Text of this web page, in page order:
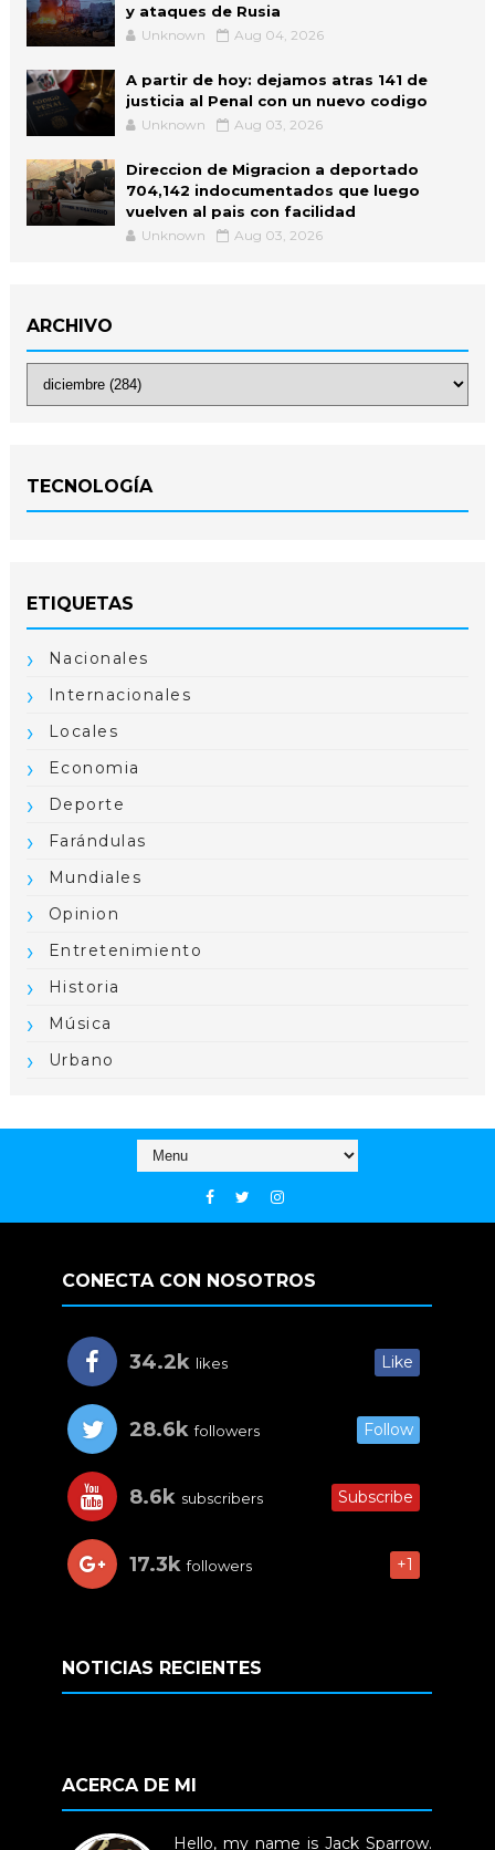
y ataques de Rusia
Unknown Aug 04, 2026
A partir de hoy: dejamos atras 141 de
justicia al Penal con un nuevo codigo
Unknown Aug 03, 2026
Direccion de Migracion a deportado
704,142 indocumentados que luego
vuelven al pais con facilidad
Unknown Aug 03, 2026
ARCHIVO
TECNOLOGÍA
ETIQUETAS
Nacionales
Internacionales
Locales
Economia
Deporte
Farándulas
Mundiales
Opinion
Entretenimiento
Historia
Música
Urbano
CONECTA CON NOSOTROS
34.2k likes Like
28.6k followers Follow
8.6k subscribers Subscribe
17.3k followers +1
NOTICIAS RECIENTES
ACERCA DE MI
Hello, my name is Jack Sparrow.